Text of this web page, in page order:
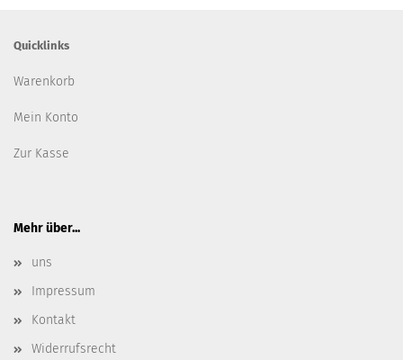
Quicklinks
Warenkorb
Mein Konto
Zur Kasse
Mehr über...
uns
Impressum
Kontakt
Widerrufsrecht